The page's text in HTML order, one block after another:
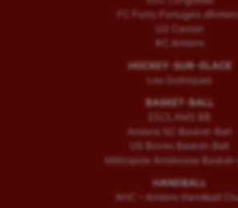
FC Porto Portugais
US Camon
RC Amiens
HOCKEY-SUR-GLACE
Les Gothiques
BASKET-BALL
ESCLAMS BB
Amiens SC Basket-Ball
US Boves Basket-Ball
Métropole Amiénoise Basket-
HANDBALL
AHC – Amiens Handball